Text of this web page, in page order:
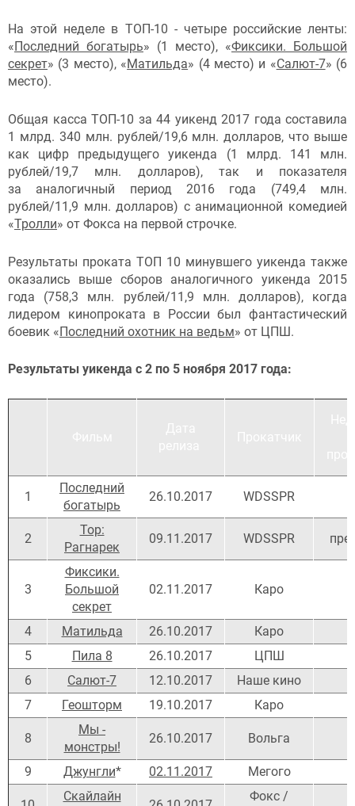
На этой неделе в ТОП-10 - четыре российские ленты:
« Последний богатырь» (1 место), «Фиксики. Большой
секрет» (3 место), «Матильда» (4 место) и «Салют-7» (6
место).
Общая касса ТОП-10 за 44 уикенд 2017 года составила
1 млрд. 340 млн. рублей/19,6 млн. долларов, что выше
как цифр предыдущего уикенда (1 млрд. 141 млн.
рублей/19,7 млн. долларов), так и показателя
за аналогичный период 2016 года (749,4 млн.
рублей/11,9 млн. долларов) с анимационной комедией
«Тролли» от Фокса на первой строчке.
Результаты проката ТОП 10 минувшего уикенда также
оказались выше сборов аналогичного уикенда 2015
года (758,3 млн. рублей/11,9 млн. долларов), когда
лидером кинопроката в России был фантастический
боевик «Последний охотник на ведьм» от ЦПШ.
Результаты уикенда с 2 по 5 ноября 2017 года:
1
Последний
богатырь
26.10.2017 WDSSPR
2
Тор:
Рагнарек
09.11.2017 WDSSPR
3
Фиксики.
Большой
секрет
02.11.2017 Каро
4 Матильда 26.10.2017 Каро
5
Пила 8 26.10.2017 ЦПШ
6
Салют-7 12.10.2017 Наше кино
7
Геошторм 19.10.2017 Каро
8
Мы -
монстры!
26.10.2017 Вольга
9 Джунгли* 02.11.2017 Мегого
Скайлайн
Фокс /